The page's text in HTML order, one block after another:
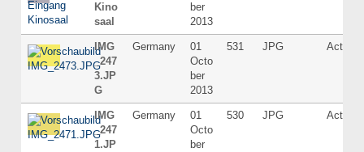
Kino
saal
ber
2013
IMG
_247
3.JP
G
Germany
01
Octo
ber
2013
531 JPG Active
IMG
_247
1.JP
Germany
01
Octo
ber
530 JPG Active